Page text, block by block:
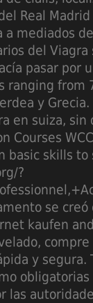
Real
mediados
del
pasar por
ranging from
y
en suiza, sin
Courses
basic skills
?
se
kaufen
y segura.
las